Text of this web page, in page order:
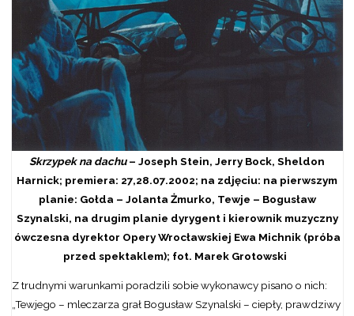
Skrzypek na dachu– Joseph Stein, Jerry Bock, Sheldon
Harnick; premiera: 27,28.07.2002; na zdjęciu: na pierwszym
planie: Gołda – Jolanta Żmurko, Tewje – Bogusław
Szynalski, na drugim planie dyrygent i kierownik muzyczny
ówczesna dyrektor Opery Wrocławskiej Ewa Michnik (próba
przed spektaklem); fot. Marek Grotowski
Z trudnymi warunkami poradzili sobie wykonawcy pisano o nich:
„Tewjego – mleczarza grał Bogusław Szynalski – ciepły, prawdziwy